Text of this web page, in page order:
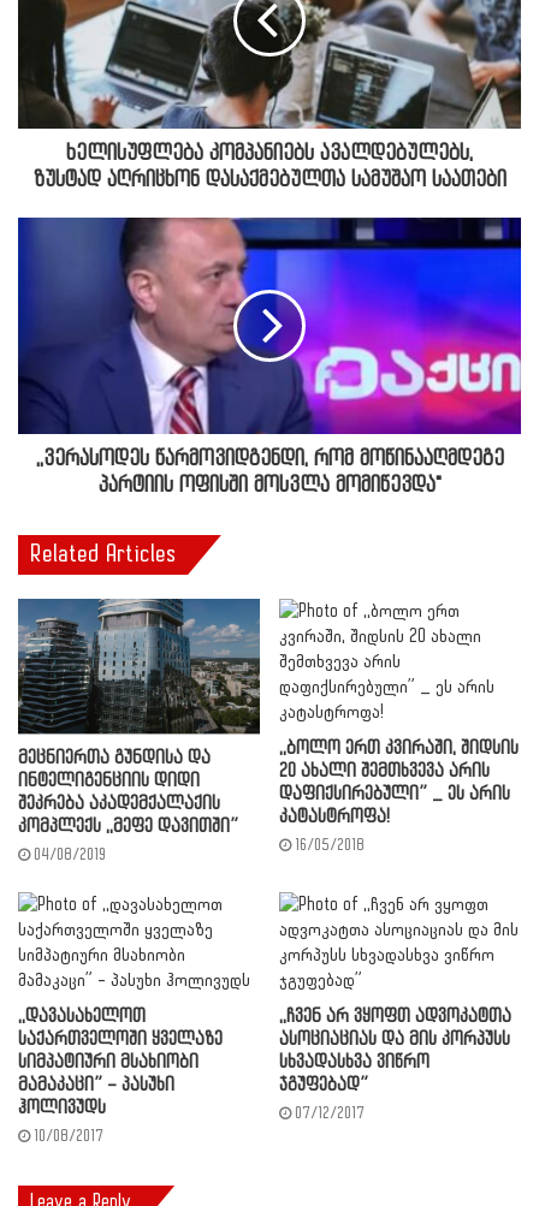
ხელისუფლება კომპანიებს ავალდებულებს,
ზუსტად აღრიცხონ დასაქმებულთა სამუშაო საათები
,,ვერასოდეს წარმოვიდგენდი, რომ მოწინააღმდეგე
პარტიის ოფისში მოსვლა მომიწევდა"
Related Articles
მეცნიერთა გუნდისა და
ინტელიგენციის დიდი
შეკრება აკადემქალაქის
კომპლექს ,,მეფე დავითში”
04/08/2019
,,ბოლო ერთ კვირაში, შიდსის
20 ახალი შემთხვევა არის
დაფიქსირებული” _ ეს არის
კატასტროფა!
16/05/2018
,,დავასახელოთ
საქართველოში ყველაზე
სიმპატიური მსახიობი
მამაკაცი” – პასუხი
ჰოლივუდს
10/08/2017
,,ჩვენ არ ვყოფთ ადვოკატთა
ასოციაციას და მის კორპუსს
სხვადასხვა ვიწრო
ჯგუფებად”
07/12/2017